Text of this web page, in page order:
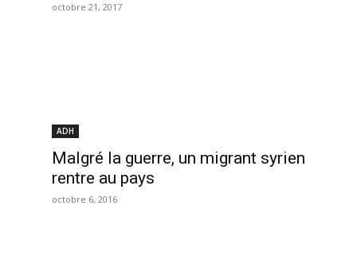
octobre 21, 2017
ADH
Malgré la guerre, un migrant syrien
rentre au pays
octobre 6, 2016